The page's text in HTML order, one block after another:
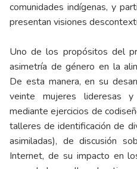
comunidades indígenas, y
presentan visiones
Uno de los propósitos del
asimetría de género en la
De esta manera, en su
veinte mujeres lideresas
mediante ejercicios de
talleres de identificación de
asimiladas), de discusión
Internet, de su impacto en